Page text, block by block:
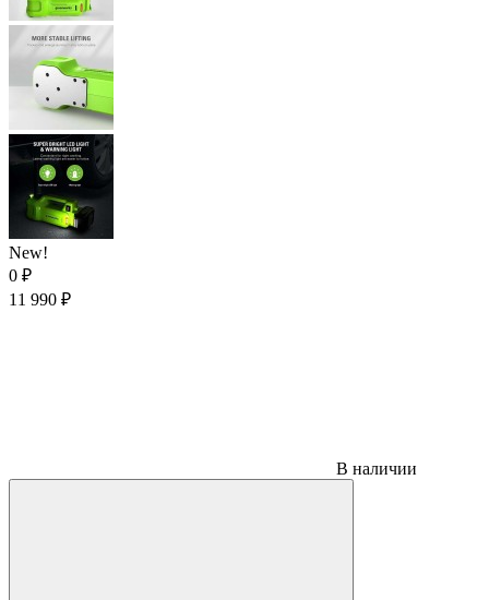
New!
0 ₽
11 990 ₽
В наличии